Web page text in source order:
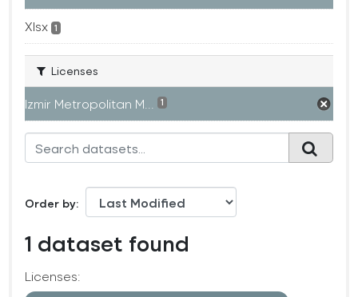
Xlsx 1
Licenses
Izmir Metropolitan M... 1
Order by
1 dataset found
Licenses: